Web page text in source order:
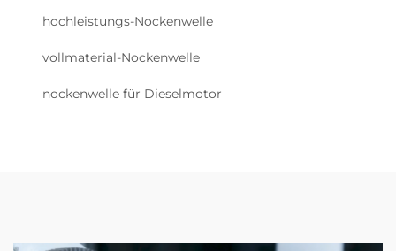
hochleistungs-Nockenwelle
vollmaterial-Nockenwelle
nockenwelle für Dieselmotor